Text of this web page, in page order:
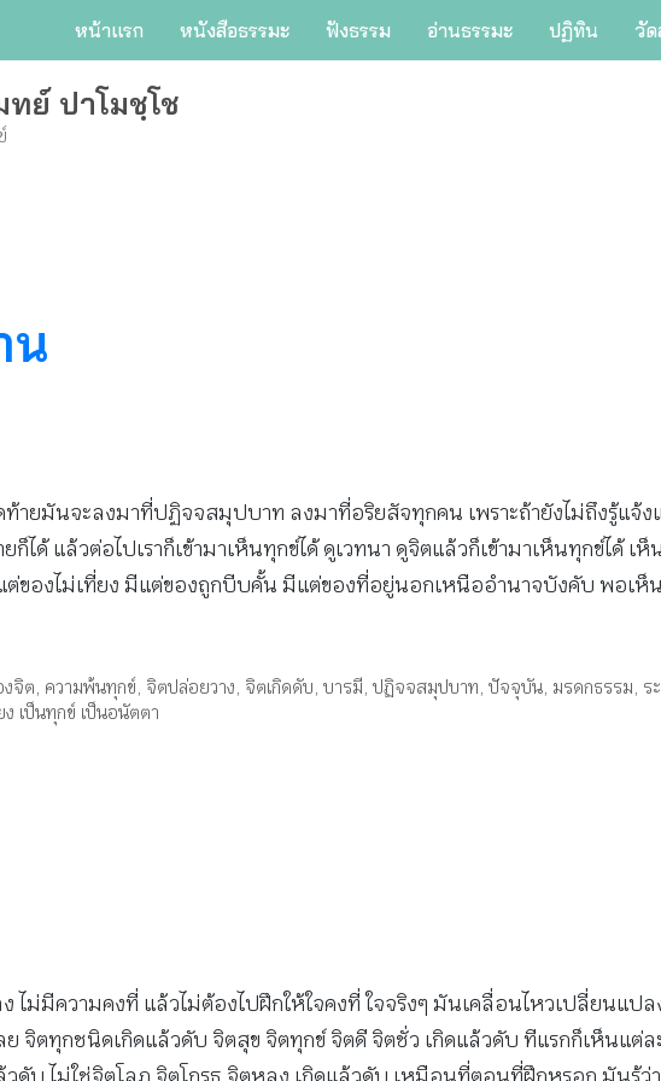
หน้าแรก หนังสือธรรมะ ฟังธรรม อ่านธรรมะ ปฏิทิน วั
ย์ ปาโมชฺโช
น
ท้ายมันจะลงมาที่ปฏิจจสมุปบาท ลงมาที่อริยสัจทุกคน เพราะถ้ายังไม่ถึงรู้แจ้
ก็ได้ แล้วต่อไปเราก็เข้ามาเห็นทุกข์ได้ ดูเวทนา ดูจิตแล้วก็เข้ามาเห็นทุกข์ได้
ต่ของไม่เที่ยง มีแต่ของถูกบีบคั้น มีแต่ของที่อยู่นอกเหนืออำนาจบังคับ พอเ
งจิต, ความพ้นทุกข์, จิตปล่อยวาง, จิตเกิดดับ,บารมี,ปฏิจจสมุปบาท,ปัจจุบัน, มรดกธรรม, ร
ง เป็นทุกข์ เป็นอนัตตา
ไม่มีความคงที่ แล้วไม่ต้องไปฝึกให้ใจคงที่ ใจจริงๆ มันเคลื่อนไหวเปลี่ยนแป
จิตทุกชนิดเกิดแล้วดับ จิตสุข จิตทุกข์ จิตดี จิตชั่ว เกิดแล้วดับ ทีแรกก็เห็นแต่